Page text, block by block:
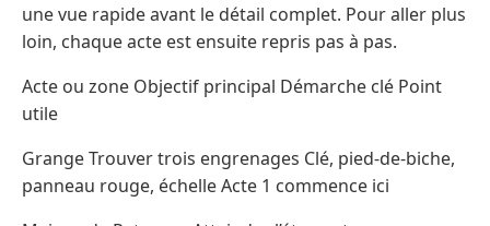
une vue rapide avant le détail complet. Pour aller plus
loin, chaque acte est ensuite repris pas à pas.
Acte ou zone Objectif principal Démarche clé Point
utile
Grange Trouver trois engrenages Clé, pied-de-biche,
panneau rouge, échelle Acte 1 commence ici